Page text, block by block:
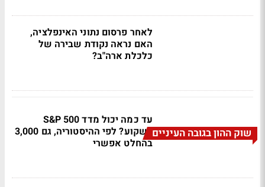
לאחר פרסום נתוני האינפלציה,
האם נראה נקודת שבירה של
כלכלת ארה"ב?
שוק ההון בגובה העיניים
עד כמה יכול מדד S&P 500
לשקוע? לפי ההיסטוריה, גם 3,000
בהחלט אפשרי